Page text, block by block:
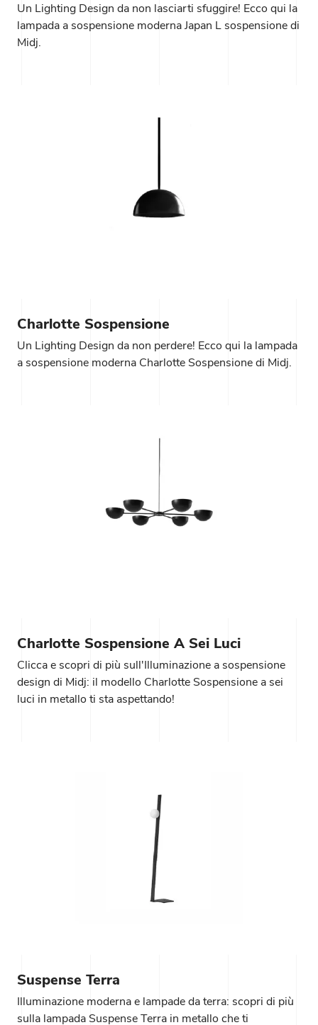
Un Lighting Design da non lasciarti sfuggire! Ecco qui la
lampada a sospensione moderna Japan L sospensione di
Midj.
Charlotte Sospensione
Un Lighting Design da non perdere! Ecco qui la lampada
a sospensione moderna Charlotte Sospensione di Midj.
Charlotte Sospensione A Sei Luci
Clicca e scopri di più sull'Illuminazione a sospensione
design di Midj: il modello Charlotte Sospensione a sei
luci in metallo ti sta aspettando!
Suspense Terra
Illuminazione moderna e lampade da terra: scopri di più
sulla lampada Suspense Terra in metallo che ti